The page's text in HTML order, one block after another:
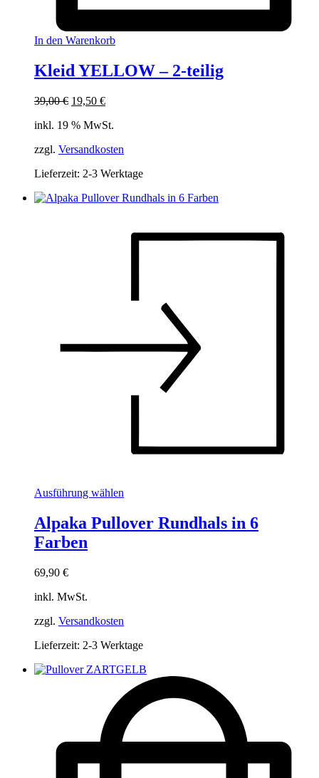
In den Warenkorb
Kleid YELLOW – 2-teilig
39,00€ Ursprünglicher
war:
19,50 €Aktueller
ist:
inkl. 19 % MwSt.
zzgl. Versandkosten
Lieferzeit: 2-3 Werktage
Ausführung wählen
mehrere
gewählt
Alpaka Pullover Rundhals in 6
Farben
69,90 €
inkl. MwSt.
zzgl. Versandkosten
Lieferzeit: 2-3 Werktage